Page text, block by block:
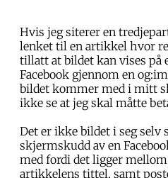
Hvis jeg siterer en
lenket til en artikkel hvor
tillatt at bildet kan vises på
Facebook gjennom en
bildet kommer med i mitt
ikke se at jeg skal måtte
Det er ikke bildet i seg selv
skjermskudd av en
med fordi det ligger
artikkelens tittel, samt